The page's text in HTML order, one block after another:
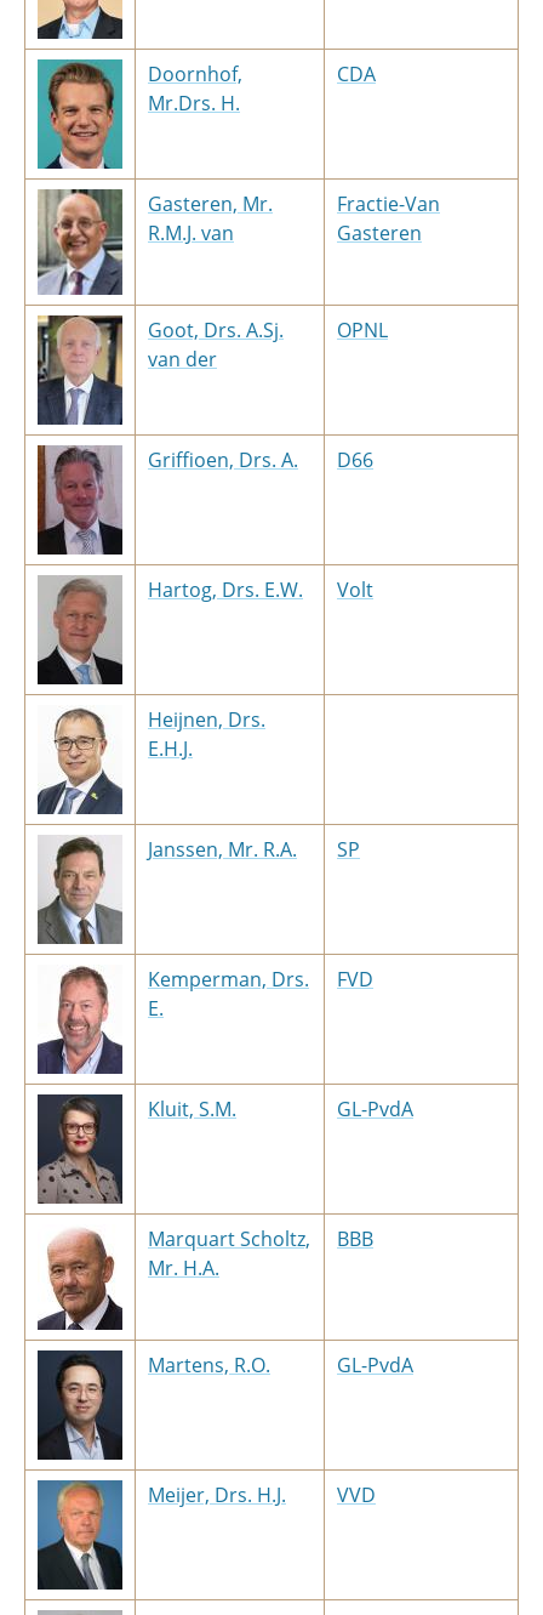
Doornhof,
Mr.Drs. H.
CDA
Gasteren, Mr.
R.M.J. van
Fractie-Van
Gasteren
Goot, Drs. A.Sj.
van der
OPNL
Griffioen, Drs. A. D66
Hartog, Drs. E.W. Volt
Heijnen, Drs.
E.H.J.
Janssen, Mr. R.A. SP
Kemperman, Drs.
E.
FVD
Kluit, S.M. GL-PvdA
Marquart Scholtz,
Mr. H.A.
BBB
Martens, R.O. GL-PvdA
Meijer, Drs. H.J. VVD